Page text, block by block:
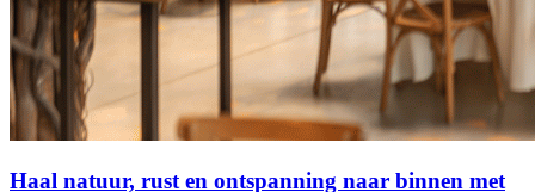
Haal natuur, rust en ontspanning naar binnen met